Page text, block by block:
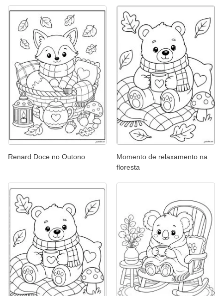
Renard Doce no Outono
Momento de relaxamento na
floresta